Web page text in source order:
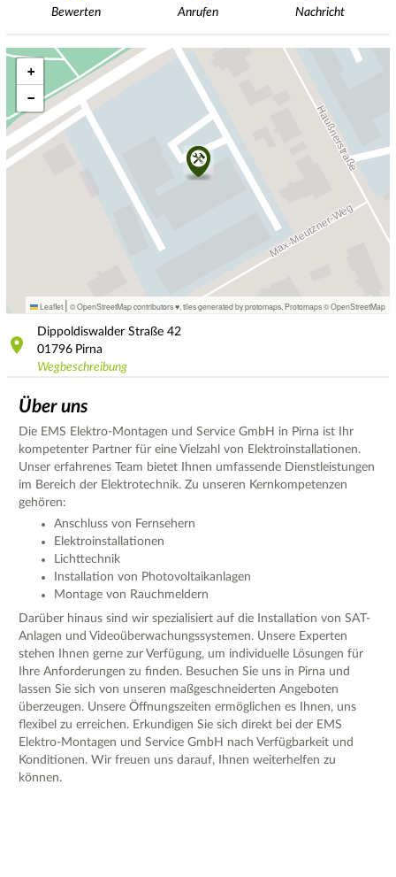
Bewerten Anrufen Nachricht
+
−
Leaflet | © OpenStreetMap contributors ♥, tiles generated by protomaps Protomaps©OpenStreetMap
Dippoldiswalder Straße 42
01796 Pirna
Wegbeschreibung
Über uns
Die EMS Elektro-Montagen und Service GmbH in Pirna ist Ihr
kompetenter Partner für eine Vielzahl von Elektroinstallationen.
Unser erfahrenes Team bietet Ihnen umfassende Dienstleistungen
im Bereich der Elektrotechnik. Zu unseren Kernkompetenzen
gehören:
Anschluss von Fernsehern
Elektroinstallationen
Lichttechnik
Installation von Photovoltaikanlagen
Montage von Rauchmeldern
Darüber hinaus sind wir spezialisiert auf die Installation von SAT-
Anlagen und Videoüberwachungssystemen. Unsere Experten
stehen Ihnen gerne zur Verfügung, um individuelle Lösungen für
Ihre Anforderungen zu finden. Besuchen Sie uns in Pirna und
lassen Sie sich von unseren maßgeschneiderten Angeboten
überzeugen. Unsere Öffnungszeiten ermöglichen es Ihnen, uns
flexibel zu erreichen. Erkundigen Sie sich direkt bei der EMS
Elektro-Montagen und Service GmbH nach Verfügbarkeit und
Konditionen. Wir freuen uns darauf, Ihnen weiterhelfen zu
können.